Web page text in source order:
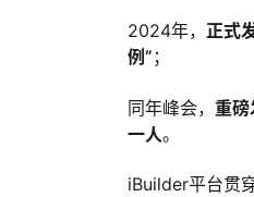
2024年， 正式
例” ；
同年峰会， 重
一人。
iBuilder平台贯